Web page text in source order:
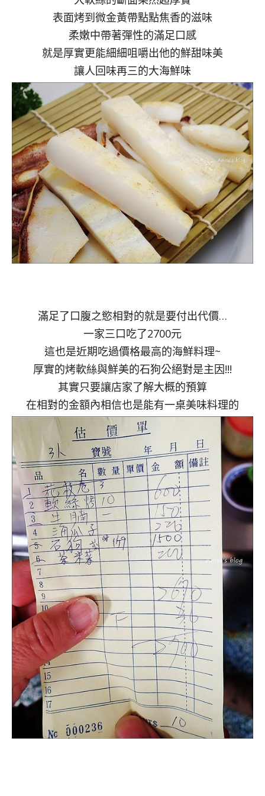
表面烤到微金黃帶點點焦香的滋味
柔嫩中帶著彈性的滿足口感
就是厚實更能細細咀嚼出他的鮮甜味美
讓人回味再三的大海鮮味
滿足了口腹之慾相對的就是要付出代價…
一家三口吃了2700元
這也是近期吃過價格最高的海鮮料理~
厚實的烤軟絲與鮮美的石狗公絕對是主因!!!
其實只要讓店家了解大概的預算
在相對的金額內相信也是能有一桌美味料理的